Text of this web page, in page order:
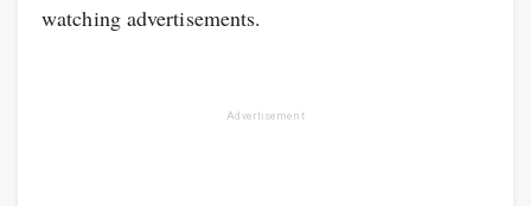
watching advertisements.
Advertisement